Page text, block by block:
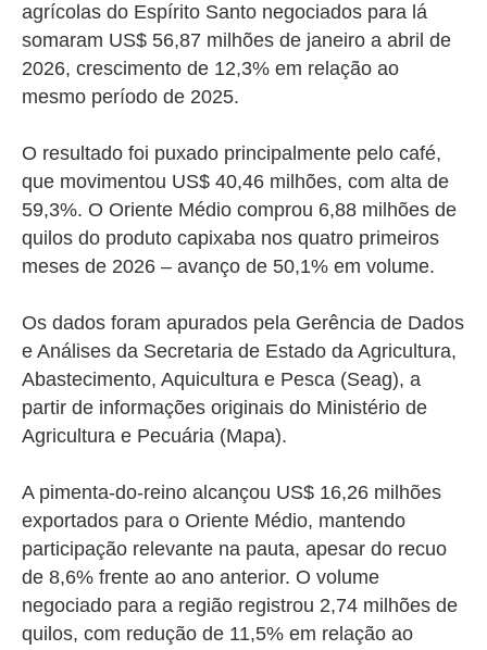
agrícolas do Espírito Santo negociados para lá
somaram US$ 56,87 milhões de janeiro a abril de
2026, crescimento de 12,3% em relação ao
mesmo período de 2025.
O resultado foi puxado principalmente pelo café,
que movimentou US$ 40,46 milhões, com alta de
59,3%. O Oriente Médio comprou 6,88 milhões de
quilos do produto capixaba nos quatro primeiros
meses de 2026 – avanço de 50,1% em volume.
Os dados foram apurados pela Gerência de Dados
e Análises da Secretaria de Estado da Agricultura,
Abastecimento, Aquicultura e Pesca (Seag), a
partir de informações originais do Ministério de
Agricultura e Pecuária (Mapa).
A pimenta-do-reino alcançou US$ 16,26 milhões
exportados para o Oriente Médio, mantendo
participação relevante na pauta, apesar do recuo
de 8,6% frente ao ano anterior. O volume
negociado para a região registrou 2,74 milhões de
quilos, com redução de 11,5% em relação ao